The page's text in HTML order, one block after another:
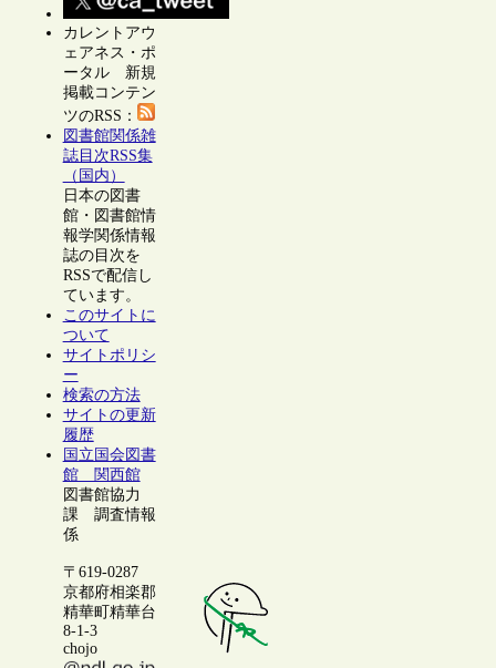
カレントアウ
ェアネス・ポ
ータル 新規
掲載コンテン
ツのRSS：
図書館関係雑
誌目次RSS集
（国内）
日本の図書
館・図書館情
報学関係情報
誌の目次を
RSSで配信し
ています。
このサイトに
ついて
サイトポリシ
ー
検索の方法
サイトの更新
履歴
国立国会図書
館 関西館
図書館協力
課 調査情報
係
〒619-0287
京都府相楽郡
精華町精華台
8-1-3
chojo